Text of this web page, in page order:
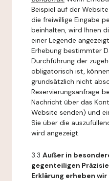
Beispiel auf der
die freiwillige Eingabe
beinhalten, wird Ihnen
einer Legende
Erhebung bestimmter
Durchführung der
obligatorisch ist,
grundsätzlich nicht
Reservierungsanfrage
Nachricht über das
Website senden) und
Sie über die
wird angezeigt.
3.3 Außer in
gegenteiligen
Erklärung erheben